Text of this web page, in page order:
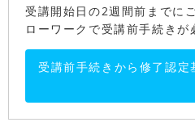
受講開始日の2週間前までに
ローワークで受講前手続きが
受講前手続きから修了認